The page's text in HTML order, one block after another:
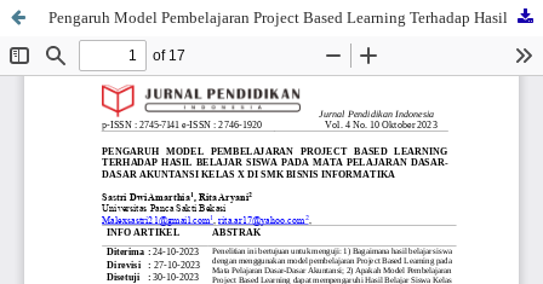
Pengaruh Model Pembelajaran Project Based Learning Terhadap Hasil Belajar Siswa Pada Mata Pelajaran Dasar-Dasar Akuntansi Kelas X Di Smk Bisnis Informatika